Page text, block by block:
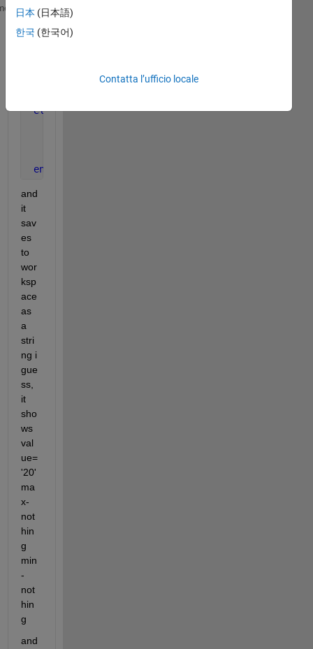
function
S = get(0,
(isempty(str2num(str13)))
else
end
and
it
sav
es
to
wor
ksp
ace
as
a
stri
ng i
gue
ss,
it
sho
ws
val
ue=
'20'
ma
x-
not
hin
g
min
-
not
hin
g
and
日本 (日本語)
한국 (한국어)
Contatta l’ufficio locale